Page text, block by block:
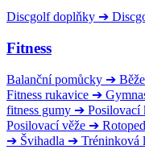
Discgolf doplňky ➔
Fitness
Balanční pomůcky ➔
Fitness rukavice ➔
fitness gumy ➔ Posilovací
Posilovací věže ➔
➔ Švihadla ➔ Tréninková